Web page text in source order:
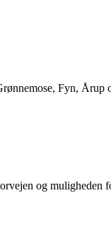
Fyn, Årup
og muligheden